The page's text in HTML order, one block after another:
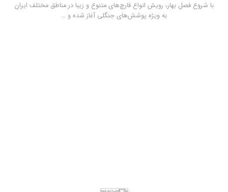
با شروع فصل بهار، رویش انواع قارچ‌های متنوع و زیبا در مناطق مختلف ایران
به ویژه پوشش‌های جنگلی آغاز شده و …